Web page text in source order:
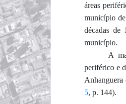
áreas
município
décadas de
município.
A
periférico e
Anhanguera
5,p. 144).